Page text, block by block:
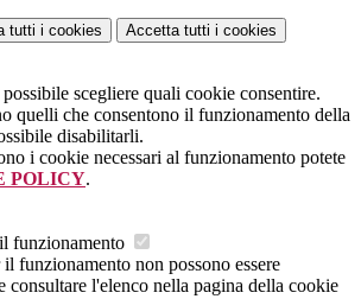
tutti i cookies Accetta tutti i cookies
scegliere quali cookie consentire.
quelli che consentono il funzionamento della
disabilitarli.
i cookie necessari al funzionamento potete
POLICY.
funzionamento
funzionamento non possono essere
consultare l'elenco nella pagina della cookie